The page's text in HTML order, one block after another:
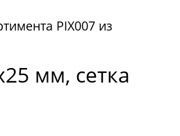
PIX007 из
мм, сетка